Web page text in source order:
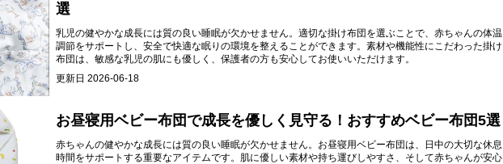
選
乳児の健やかな成長には質の良い睡眠が欠かせません。適切な掛け布団を選ぶことで、赤ちゃんの体温
調節をサポートし、安全で快適な眠りの環境を整えることができます。素材や機能性にこだわった掛け
布団は、敏感な乳児の肌にも優しく、保護者の方も安心してお使いいただけます。
更新日 2026-06-18
お昼寝用ベビー布団で成長を優しく見守る！おすすめベビー布団5選
赤ちゃんの健やかな成長には質の良い睡眠が欠かせません。お昼寝用ベビー布団は、日中の大切な休息
時間をサポートする重要なアイテムです。肌に優しい素材や持ち運びしやすさ、そして赤ちゃんが安心